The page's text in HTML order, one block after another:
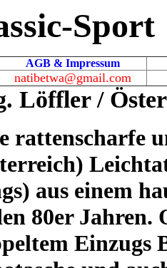
Sport
AGB & Impressum
natibetwa@gmail.com
Löffler /
rattenscharfe
aus einem
80er
Einzugs